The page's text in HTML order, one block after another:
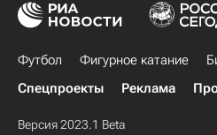
Футбол Фигурное катание
Спецпроекты
Реклама
Версия 2023.1 Beta